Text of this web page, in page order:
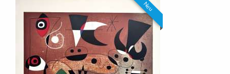
Neu